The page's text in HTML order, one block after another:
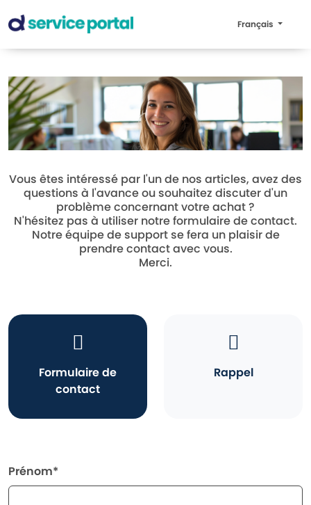
Français
Vous êtes intéressé par l'un de nos articles, avez des
questions à l'avance ou souhaitez discuter d'un
problème concernant votre achat ?
N'hésitez pas à utiliser notre formulaire de contact.
Notre équipe de support se fera un plaisir de
prendre contact avec vous.
Merci.
Formulaire de
contact
Rappel
Prénom*